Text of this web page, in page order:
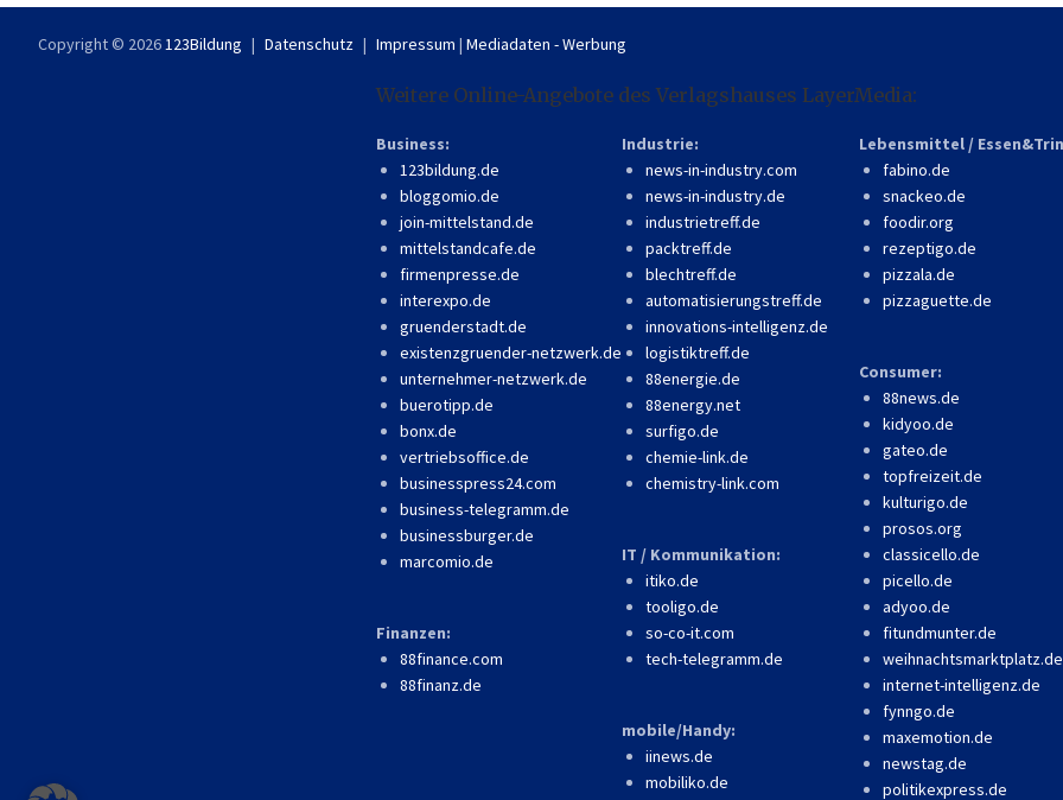
Copyright © 2026123Bildung Datenschutz Impressum | Mediadaten - Werbung
Weitere Online-Angebote des Verlagshauses LayerMedia:
Business:
123bildung.de
bloggomio.de
join-mittelstand.de
mittelstandcafe.de
firmenpresse.de
interexpo.de
gruenderstadt.de
existenzgruender-netzwerk.de
unternehmer-netzwerk.de
buerotipp.de
bonx.de
vertriebsoffice.de
businesspress24.com
business-telegramm.de
businessburger.de
marcomio.de
Finanzen:
88finance.com
88finanz.de
Industrie:
news-in-industry.com
news-in-industry.de
industrietreff.de
packtreff.de
blechtreff.de
automatisierungstreff.de
innovations-intelligenz.de
logistiktreff.de
88energie.de
88energy.net
surfigo.de
chemie-link.de
chemistry-link.com
IT / Kommunikation:
itiko.de
tooligo.de
so-co-it.com
tech-telegramm.de
mobile/Handy:
iinews.de
mobiliko.de
Lebensmittel /
fabino.de
snackeo.de
foodir.org
rezeptigo.de
pizzala.de
pizzaguette.de
Consumer:
88news.de
kidyoo.de
gateo.de
topfreizeit.de
kulturigo.de
prosos.org
classicello.de
picello.de
adyoo.de
fitundmunter.de
weihnachtsmarktplatz.de
internet-intelligenz.de
fynngo.de
maxemotion.de
newstag.de
politikexpress.de